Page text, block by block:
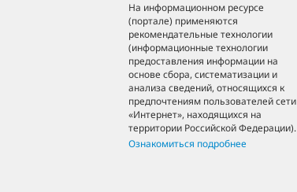
На информационном ресурсе
(портале) применяются
рекомендательные технологии
(информационные технологии
предоставления информации на
основе сбора, систематизации и
анализа сведений, относящихся к
предпочтениям пользователей сети
«Интернет», находящихся на
территории Российской Федерации).
Ознакомиться подробнее